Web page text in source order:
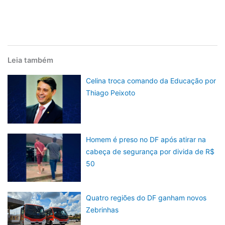
Leia também
Celina troca comando da Educação por
Thiago Peixoto
Homem é preso no DF após atirar na
cabeça de segurança por divida de R$
50
Quatro regiões do DF ganham novos
Zebrinhas